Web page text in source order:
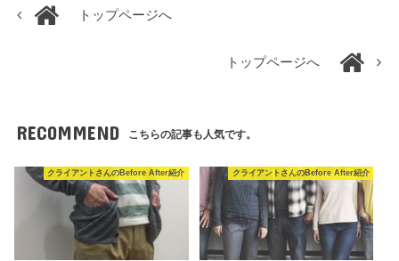
トップページへ
トップページへ
RECOMMEND こちらの記事も人気です。
クライアントさんのBefore After紹介 クライアントさんのBefore After紹介